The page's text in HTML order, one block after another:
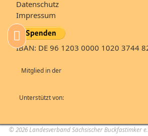
Datenschutz
Impressum
IBAN: DE 96 1203 0000 1020 3744
Mitglied in der
Unterstützt von:
© 2026 Landesverband Sächsischer Buckfastimker